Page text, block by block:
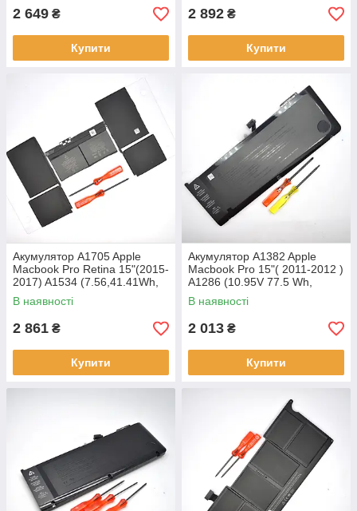
2 649 ₴
Купити
2 892 ₴
Купити
Акумулятор A1705 Apple
Macbook Pro Retina 15"(2015-
2017) A1534 (7.56,41.41Wh,
5474mAh)APN:613-1191
Original/Оригінал
В наявності
2 861 ₴
Купити
Акумулятор A1382 Apple
Macbook Pro 15"( 2011-2012 )
A1286 (10.95V 77.5 Wh,
7200mAh) APN:631-5382
Original/Оригінал
В наявності
2 013 ₴
Купити